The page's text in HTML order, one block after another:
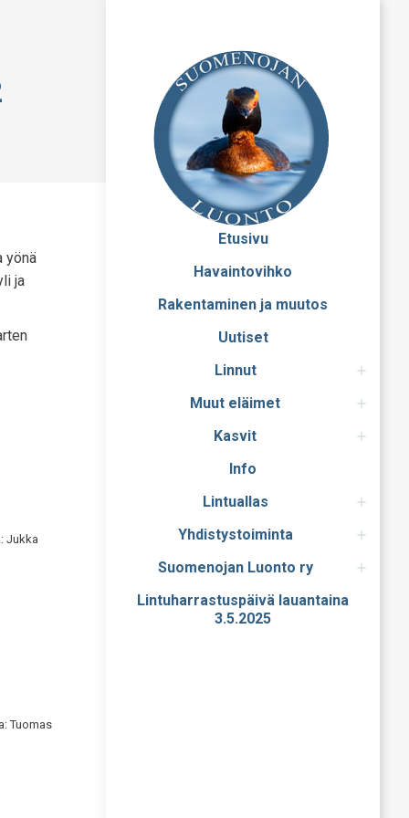
Etusivu
Havaintovihko
Rakentaminen ja muutos
Uutiset
Linnut
Muut eläimet
Kasvit
Info
Lintuallas
Yhdistystoiminta
Suomenojan Luonto ry
Lintuharrastuspäivä lauantaina
3.5.2025
yönä
ja
Jukka
Tuomas